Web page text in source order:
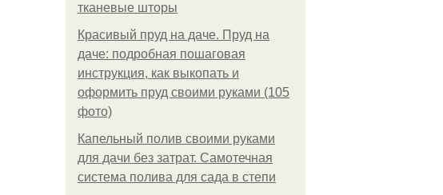
тканевые шторы
Красивый пруд на даче. Пруд на
даче: подробная пошаговая
инструкция, как выкопать и
оформить пруд своими руками (105
фото)
Капельный полив своими руками
для дачи без затрат. Самотечная
система полива для сада в степи